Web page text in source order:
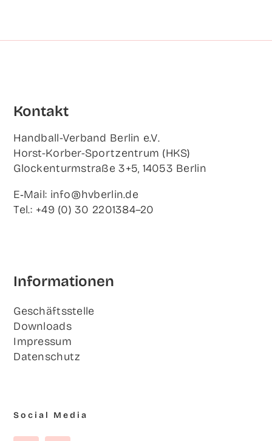
Kon­takt
Hand­ball-Ver­band Ber­lin e.V.
Horst-Korb­er-Sport­zen­trum (HKS)
Glo­cken­turm­stra­ße 3+5, 14053 Berlin
E‑Mail: info@hvberlin.de
Tel.: +49 (0) 30 2201384–20
Infor­ma­tio­nen
Geschäfts­stel­le
Down­loads
Impres­sum
Daten­schutz
Social Media